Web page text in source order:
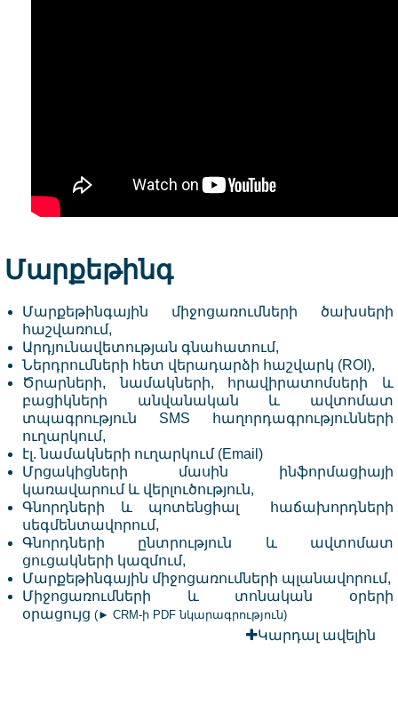
Մարքեթինգ
Մարքեթինգային միջոցառումների ծախսերի
հաշվառում,
Արդյունավետության գնահատում,
Ներդրումների հետ վերադարձի հաշվարկ (ROI),
Ծրարների, նամակների, հրավիրատոմսերի և
բացիկների անվանական և ավտոմատ
տպագրություն SMS հաղորդագրությունների
ուղարկում,
էլ. նամակների ուղարկում (Email)
Մրցակիցների մասին ինֆորմացիայի
կառավարում և վերլուծություն,
Գնորդների և պոտենցիալ հաճախորդների
սեգմենտավորում,
Գնորդների ընտրություն և ավտոմատ
ցուցակների կազմում,
Մարքեթինգային միջոցառումների պլանավորում,
Միջոցառումների և տոնական օրերի
օրացույց (► CRM-ի PDF նկարագրություն)
Կարդալ ավելին